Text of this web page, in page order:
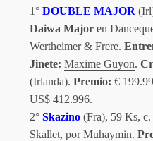
1° DOUBLE MAJOR
Daiwa Major en
Wertheimer & Frere.
Jinete: Maxime Guyon.
(Irlanda). Premio: €
US$ 412.996.
2° Skazino (Fra), 59 Ks, c.
Skallet, por Muhaymin.